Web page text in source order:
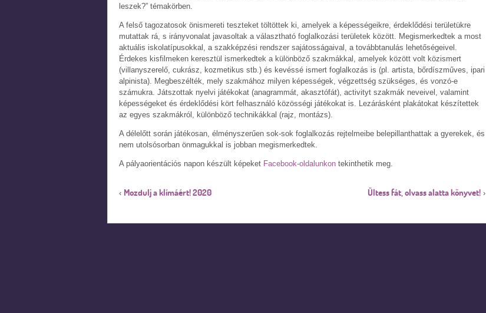
leszek?” témakörben.
A felső tagozatosok önismereti teszteket töltöttek ki, amelyek a képességeikre, érdeklődési területükre
mutattak rá, s irányvonalat javasoltak a választható foglalkozási területek között. Megismerkedtek a most
aktuális iskolatípusokkal, a szakképzési rendszer sajátosságaival, a továbbtanulás lehetőségeivel.
Érdekes kisfilmeken keresztül ismerkedtek a különböző szakmákkal, amelyek között volt közismert
(villanyszerelő, cukrász, kozmetikus stb.) és kevéssé ismert foglalkozás is (pl. artista, bőrdíszműves, ipari
alpinista). Megbeszélték, mely szakmához milyen képességek, végzettség szükséges, és vonzó-e
számukra. Játszottak nyelvi játékokat (anagrammát, akasztófát), activityt szakmák neveivel, valamint
képességeket és érdeklődési kört felhasználó közösségi játékokat is. Lezárásként plakátokat készítettek
az egyes szakmákról, különböző technikákkal (rajz, montázs).
A délelőtt során játékosan, élményszerűen sok-sok foglalkozás rejtelmeibe belepillanthattak a gyerekek, és
nem utolsósorban önmagukkal is jobban megismerkedtek.
A pályaorientációs napon készült képeket Facebook-oldalunkon tekinthetik meg.
‹ Mozdulj a klímáért! 2020 Ültess fát, olvass alatta könyvet!›